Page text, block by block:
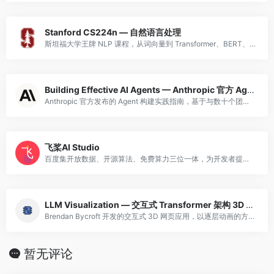
Stanford CS224n — 自然语言处理
斯坦福大学王牌 NLP 课程，从词向量到 Transformer、BERT、GPT，涵盖 NLP 最前沿技术。视频和资料免费开放。
Building Effective AI Agents — Anthropic 官方 Agent 构建实践指南
Anthropic 官方发布的 Agent 构建实践指南，基于与数十个团队合作开发 LLM Agent 的一手经验总结。核心观点：最成功的实现使用简单、可组合的模式而非复杂框架。指南覆盖：Agent 与工作流的选型决策（何时用 Workfl
飞桨AI Studio
百度集开放数据、开源算法、免费算力三位一体，为开发者提供高效学习和开发环境、高价值高奖金竞赛项目，支撑高校老师轻松实现AI教学，并助力开发者学习交流，加速落地AI业务场景
LLM Visualization — 交互式 Transformer 架构 3D 可视化
Brendan Bycroft 开发的交互式 3D 网页应用，以逐层动画的方式展示 GPT 类大语言模型的完整 Transformer 推理流程。从输入 token 的嵌入向量开始，逐步展示注意力机制（包括 Query/Key/Value
暂无评论